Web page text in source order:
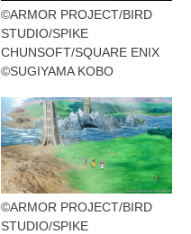
©ARMOR PROJECT/BIRD
STUDIO/SPIKE
CHUNSOFT/SQUARE ENIX
©SUGIYAMA KOBO
©ARMOR PROJECT/BIRD
STUDIO/SPIKE